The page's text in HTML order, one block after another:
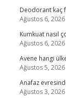
Deodorant kaç
Ağustos 6, 2026
Kumkuat nasıl
Ağustos 6, 2026
Avene hangi
Ağustos 5, 2026
Anafaz
Ağustos 3, 2026